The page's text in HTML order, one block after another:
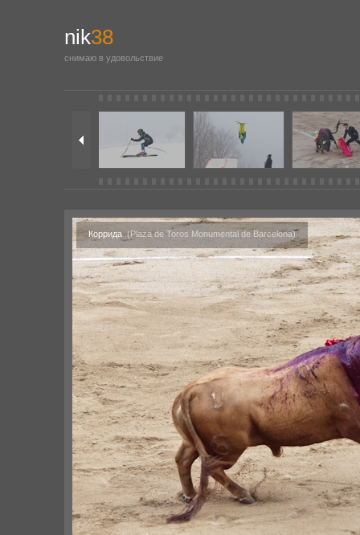
nik38
снимаю в удовольствие
Коррида(Plaza de Toros Monumental de Barcelona)